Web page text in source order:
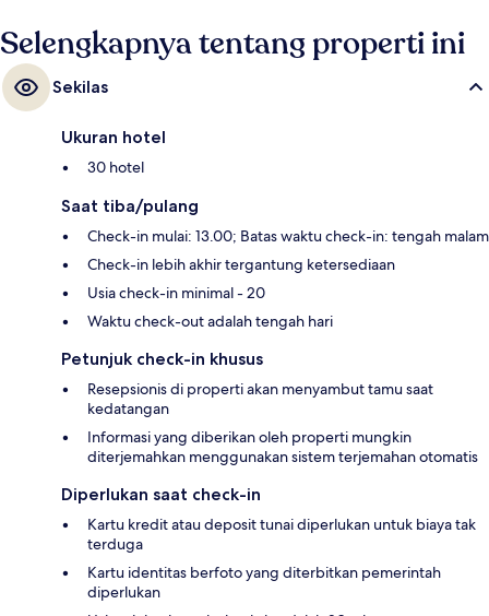
Selengkapnya tentang properti ini
Sekilas
Ukuran hotel
30 hotel
Saat tiba/pulang
Check-in mulai: 13.00; Batas waktu check-in: tengah malam
Check-in lebih akhir tergantung ketersediaan
Usia check-in minimal - 20
Waktu check-out adalah tengah hari
Petunjuk check-in khusus
Resepsionis di properti akan menyambut tamu saat
kedatangan
Informasi yang diberikan oleh properti mungkin
diterjemahkan menggunakan sistem terjemahan otomatis
Diperlukan saat check-in
Kartu kredit atau deposit tunai diperlukan untuk biaya tak
terduga
Kartu identitas berfoto yang diterbitkan pemerintah
diperlukan